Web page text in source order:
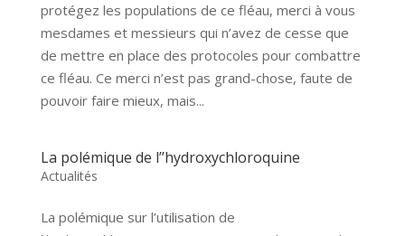
protégez les populations de ce fléau, merci à vous
mesdames et messieurs qui n’avez de cesse que
de mettre en place des protocoles pour combattre
ce fléau. Ce merci n’est pas grand-chose, faute de
pouvoir faire mieux, mais...
La polémique de l’’hydroxychloroquine
Actualités
La polémique sur l’utilisation de